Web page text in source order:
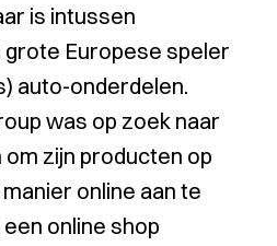
is intussen
Europese speler
auto-onderdelen.
was op zoek naar
zijn producten op
online aan te
online shop